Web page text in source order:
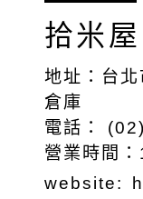
拾米
地址：台
倉庫
電話：
營業時間
website: